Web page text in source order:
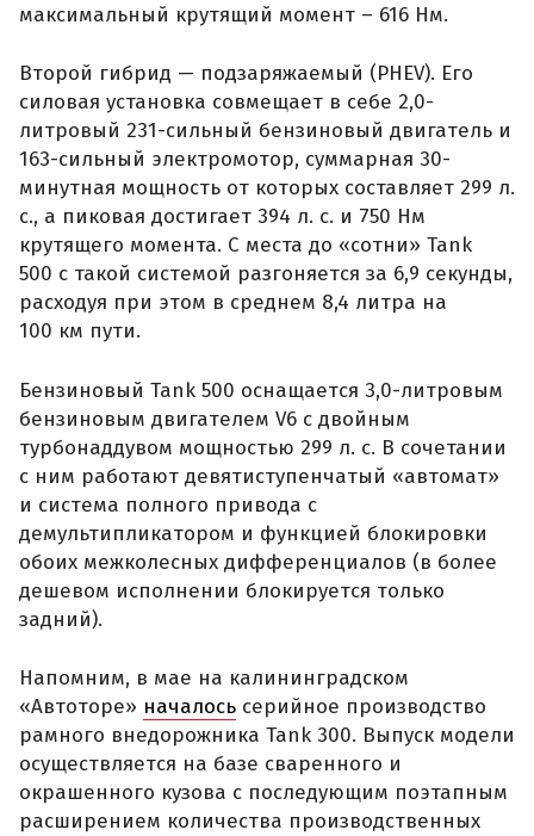
максимальный крутящий момент – 616 Нм.
Второй гибрид — подзаряжаемый (PHEV). Его
силовая установка совмещает в себе 2,0-
литровый 231-сильный бензиновый двигатель и
163-сильный электромотор, суммарная 30-
минутная мощность от которых составляет 299 л.
с., а пиковая достигает 394 л. с. и 750 Нм
крутящего момента. С места до «сотни» Tank
500 с такой системой разгоняется за 6,9 секунды,
расходуя при этом в среднем 8,4 литра на
100 км пути.
Бензиновый Tank 500 оснащается 3,0-литровым
бензиновым двигателем V6 с двойным
турбонаддувом мощностью 299 л. с. В сочетании
с ним работают девятиступенчатый «автомат»
и система полного привода с
демультипликатором и функцией блокировки
обоих межколесных дифференциалов (в более
дешевом исполнении блокируется только
задний).
Напомним, в мае на калининградском
«Автоторе» началось серийное производство
рамного внедорожника Tank 300. Выпуск модели
осуществляется на базе сваренного и
окрашенного кузова с последующим поэтапным
расширением количества производственных